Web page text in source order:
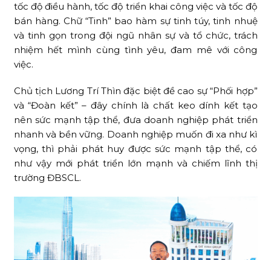
tốc độ điều hành, tốc độ triển khai công việc và tốc độ
bán hàng. Chữ “Tinh” bao hàm sự tinh túy, tinh nhuệ
và tinh gọn trong đội ngũ nhân sự và tổ chức, trách
nhiệm hết mình cùng tình yêu, đam mê với công
việc.
Chủ tịch Lương Trí Thìn đặc biệt đề cao sự “Phối hợp”
và “Đoàn kết” – đây chính là chất keo dính kết tạo
nên sức mạnh tập thể, đưa doanh nghiệp phát triển
nhanh và bền vững. Doanh nghiệp muốn đi xa như kì
vọng, thì phải phát huy được sức mạnh tập thể, có
như vậy mới phát triển lớn mạnh và chiếm lĩnh thị
trường ĐBSCL.